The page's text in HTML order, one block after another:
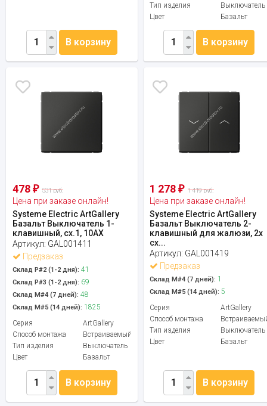
В корзину
Тип изделия
Выключатель
Цвет
Базальт
В корзину
478 ₽ 531 руб.
Цена при заказе онлайн!
Systeme Electric ArtGallery
Базальт Выключатель 1-
клавишный, сх.1, 10АХ
Артикул: GAL001411
Предзаказ
Склад Р#2 (1-2 дня): 41
Склад Р#3 (1-2 дня): 69
Склад М#4 (7 дней): 48
Склад М#5 (14 дней): 1825
Серия
ArtGallery
Способ монтажа
Встраиваемый
Тип изделия
Выключатель
Цвет
Базальт
В корзину
1 278₽ 1 419 руб.
Цена при заказе онлайн!
Systeme Electric ArtGallery
Базальт Выключатель 2-
клавишный для жалюзи, 2х
сх...
Артикул: GAL001419
Предзаказ
Склад М#4 (7 дней): 1
Склад М#5 (14 дней): 5
Серия
ArtGallery
Способ монтажа
Тип изделия
Выключатель
Цвет
Базальт
В корзину